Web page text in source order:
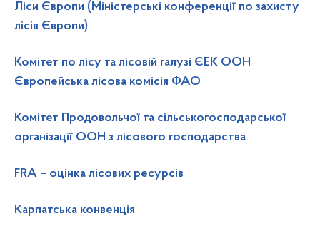
Ліси Європи (Міністерські конференції по захисту
лісів Європи)
Комітет по лісу та лісовій галузі ЄЕК ООН
Європейська лісова комісія ФАО
Комітет Продовольчої та сільськогосподарської
організації ООН з лісового господарства
FRA – оцінка лісових ресурсів
Карпатська конвенція